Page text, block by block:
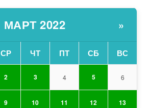
МАРТ 2022 »
СР ЧТ ПТ СБ ВС
2 3 4 5 6
9 10 11 12 13